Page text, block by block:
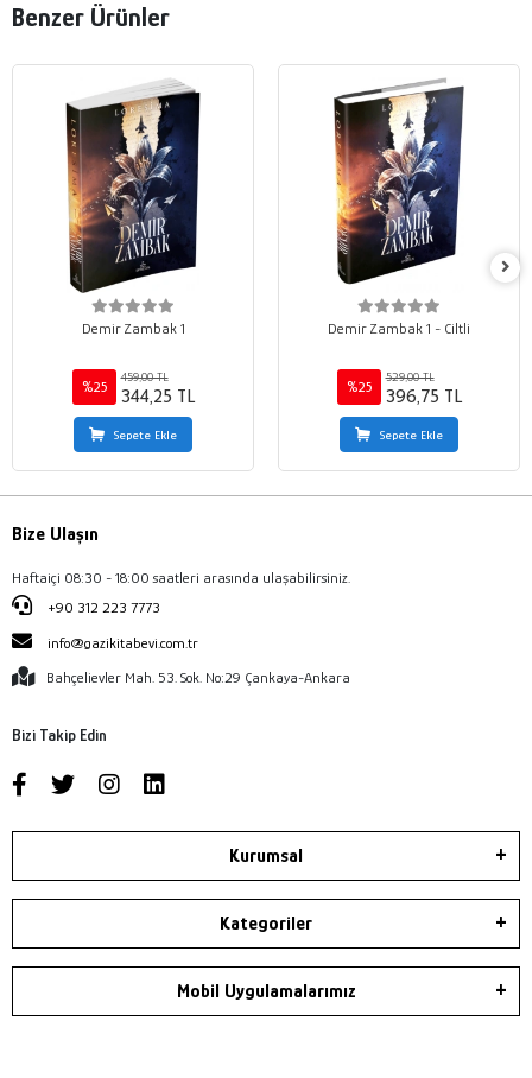
Benzer Ürünler
Demir Zambak 1
%25
459,00 TL
344,25 TL
Sepete Ekle
Demir Zambak 1 - Ciltli
%25
529,00 TL
396,75 TL
Sepete Ekle
Bize Ulaşın
Haftaiçi 08:30 - 18:00 saatleri arasında ulaşabilirsiniz.
+90 312 223 7773
info@gazikitabevi.com.tr
Bahçelievler Mah. 53. Sok. No:29 Çankaya-Ankara
Bizi Takip Edin
Kurumsal
Kategoriler
Mobil Uygulamalarımız